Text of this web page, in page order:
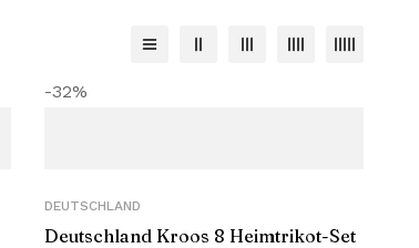
-32%
DEUTSCHLAND
Deutschland Kroos 8 Heimtrikot-Set